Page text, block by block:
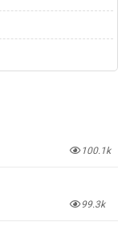
100.1k
99.3k